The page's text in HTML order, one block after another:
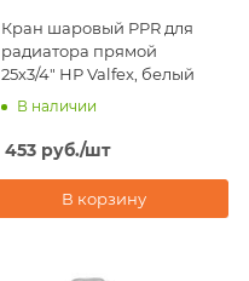
Кран шаровый PPR для
радиатора прямой
25х3/4" НР Valfex, белый
В наличии
453 руб./шт
В корзину